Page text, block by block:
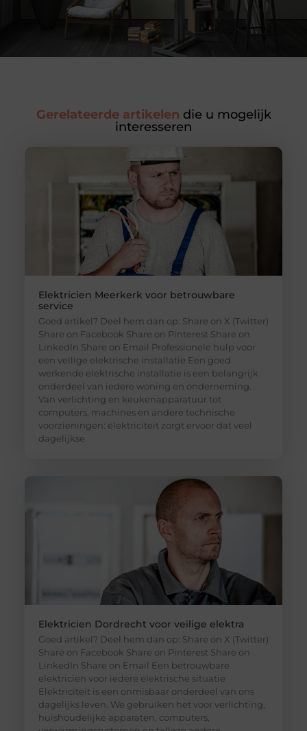
Gerelateerde artikelen die u mogelijk
interesseren
Elektricien Meerkerk voor betrouwbare
service
Goed artikel? Deel hem dan op: Share on X (Twitter)
Share on Facebook Share on Pinterest Share on
LinkedIn Share on Email Professionele hulp voor
een veilige elektrische installatie Een goed
werkende elektrische installatie is een belangrijk
onderdeel van iedere woning en onderneming.
Van verlichting en keukenapparatuur tot
computers, machines en andere technische
voorzieningen: elektriciteit zorgt ervoor dat veel
dagelijkse
Elektricien Dordrecht voor veilige elektra
Goed artikel? Deel hem dan op: Share on X (Twitter)
Share on Facebook Share on Pinterest Share on
LinkedIn Share on Email Een betrouwbare
elektricien voor iedere elektrische situatie
Elektriciteit is een onmisbaar onderdeel van ons
dagelijks leven. We gebruiken het voor verlichting,
huishoudelijke apparaten, computers,